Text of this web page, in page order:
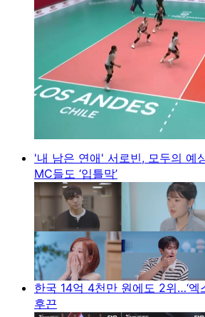
'내 남은 연애' 서로빈, 모두의 예
MC들도 ‘입틀막’
한국 14억 4천만 원에도 2위…‘엑
후끈